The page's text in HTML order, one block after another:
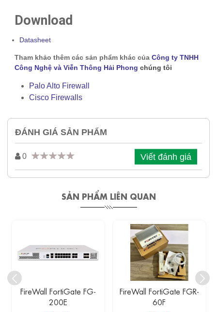
Download
Datasheet
Tham khảo thêm các sản phẩm khác của Công ty TNHH
Công Nghệ và Viễn Thông Hải Phong chúng tôi
Palo Alto Firewall
Cisco Firewalls
ĐÁNH GIÁ SẢN PHẨM
0 Viết đánh giá
SẢN PHẨM LIÊN QUAN
FireWall FortiGate FG-
200E
FireWall FortiGate FGR-
60F